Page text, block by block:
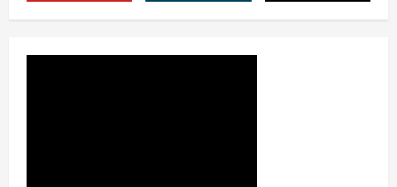
Жамият
ОЛМАЛИҚ ШАҲАР САЙЛОВ